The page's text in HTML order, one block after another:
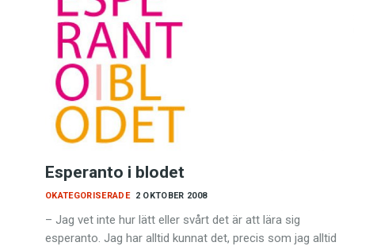
Esperanto i blodet
2 OKTOBER 2008
OKATEGORISERADE
– Jag vet inte hur lätt eller svårt det är att lära sig
esperanto. Jag har alltid kunnat det, precis som jag alltid